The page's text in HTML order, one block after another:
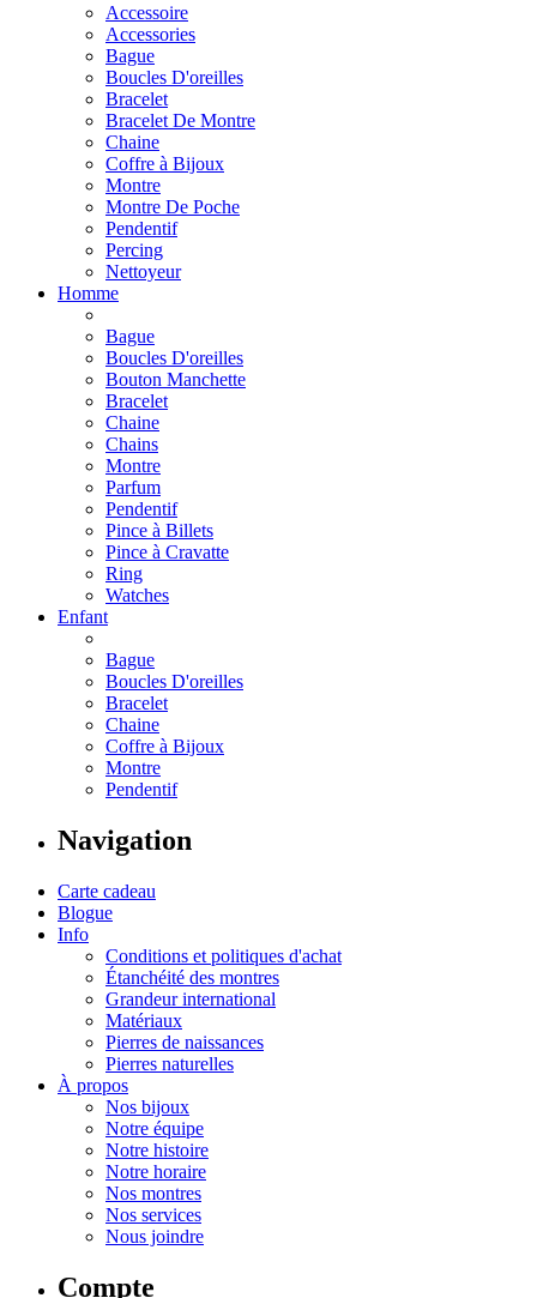
Accessoire
Accessories
Bague
Boucles D'oreilles
Bracelet
Bracelet De Montre
Chaine
Coffre à Bijoux
Montre
Montre De Poche
Pendentif
Percing
Nettoyeur
Homme
Bague
Boucles D'oreilles
Bouton Manchette
Bracelet
Chaine
Chains
Montre
Parfum
Pendentif
Pince à Billets
Pince à Cravatte
Ring
Watches
Enfant
Bague
Boucles D'oreilles
Bracelet
Chaine
Coffre à Bijoux
Montre
Pendentif
Navigation
Carte cadeau
Blogue
Info
Conditions et politiques d'achat
Étanchéité des montres
Grandeur international
Matériaux
Pierres de naissances
Pierres naturelles
À propos
Nos bijoux
Notre équipe
Notre histoire
Notre horaire
Nos montres
Nos services
Nous joindre
Compte